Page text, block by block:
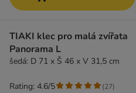
TIAKI klec pro malá zvířata
Panorama L
šedá: D 71 x Š 46 x V 31,5 cm
Rating: 4.6/5 (27)